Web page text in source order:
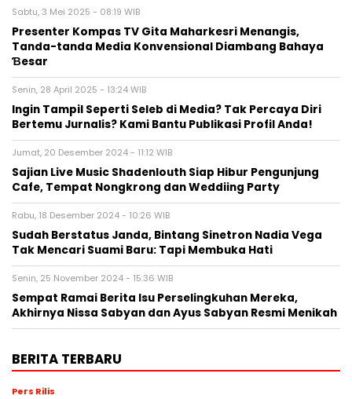
Sabtu, 3 Mei 2025 - 08:19 WIB
Presenter Kompas TV Gita Maharkesri Menangis,
Tanda-tanda Media Konvensional Diambang Bahaya
Ɓesar
Senin, 28 April 2025 - 13:24 WIB
Ingin Tampil Seperti Seleb di Media? Tak Percaya Diri
Bertemu Jurnalis? Kami Bantu Publikasi Profil Anda!
Jumat, 20 Desember 2024 - 11:12 WIB
Sajian Live Music Shadenlouth Siap Hibur Pengunjung
Cafe, Tempat Nongkrong dan Weddiing Party
Rabu, 18 Desember 2024 - 10:26 WIB
Sudah Berstatus Janda, Bintang Sinetron Nadia Vega
Tak Mencari Suami Baru: Tapi Membuka Hati
Senin, 25 November 2024 - 15:36 WIB
Sempat Ramai Berita Isu Perselingkuhan Mereka,
Akhirnya Nissa Sabyan dan Ayus Sabyan Resmi Menikah
BERITA TERBARU
Pers Rilis